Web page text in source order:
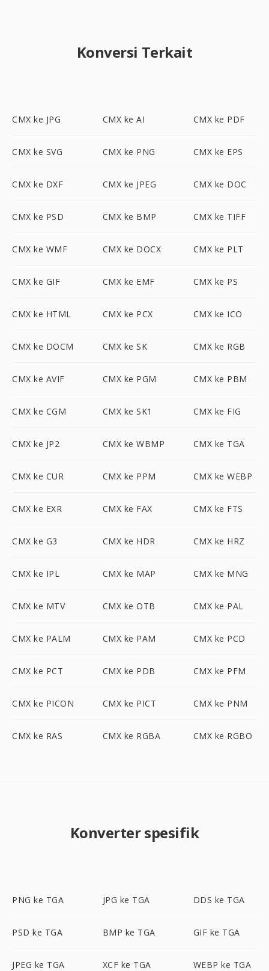
Konversi Terkait
CMX ke JPG CMX ke AI CMX ke PDF
CMX ke SVG CMX ke PNG CMX ke EPS
CMX ke DXF CMX ke JPEG CMX ke DOC
CMX ke PSD CMX ke BMP CMX ke TIFF
CMX ke WMF CMX ke DOCX CMX ke PLT
CMX ke GIF CMX ke EMF CMX ke PS
CMX ke HTML CMX ke PCX CMX ke ICO
CMX ke DOCM CMX ke SK CMX ke RGB
CMX ke AVIF CMX ke PGM CMX ke PBM
CMX ke CGM CMX ke SK1 CMX ke FIG
CMX ke JP2 CMX ke WBMP CMX ke TGA
CMX ke CUR CMX ke PPM CMX ke WEBP
CMX ke EXR CMX ke FAX CMX ke FTS
CMX ke G3 CMX ke HDR CMX ke HRZ
CMX ke IPL CMX ke MAP CMX ke MNG
CMX ke MTV CMX ke OTB CMX ke PAL
CMX ke PALM CMX ke PAM CMX ke PCD
CMX ke PCT CMX ke PDB CMX ke PFM
CMX ke PICON CMX ke PICT CMX ke PNM
CMX ke RAS CMX ke RGBA CMX ke RGBO
Konverter spesifik
PNG ke TGA JPG ke TGA DDS ke TGA
PSD ke TGA BMP ke TGA GIF ke TGA
JPEG ke TGA XCF ke TGA WEBP ke TGA